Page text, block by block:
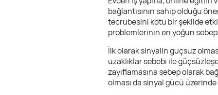
bağlantısının sahip olduğu
tecrübesini kötü bir şekilde
problemlerinin en yoğun
İlk olarak sinyalin güçsüz
uzaklıklar sebebi ile
zayıflamasına sebep olarak
olması da sinyal gücü